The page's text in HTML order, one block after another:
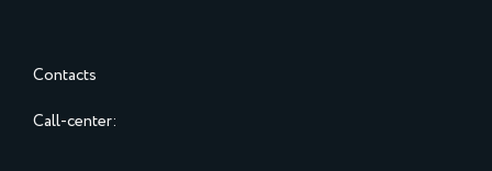
Contacts
Call-center: